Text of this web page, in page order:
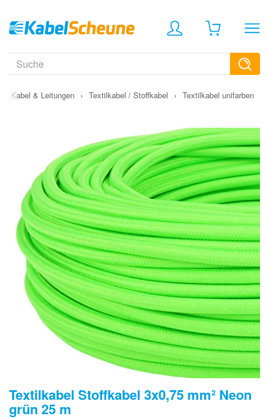
Kabel & Leitungen › Textilkabel / Stoffkabel › Textilkabel unifarben
Textilkabel Stoffkabel 3x0,75 mm² Neon
grün 25 m